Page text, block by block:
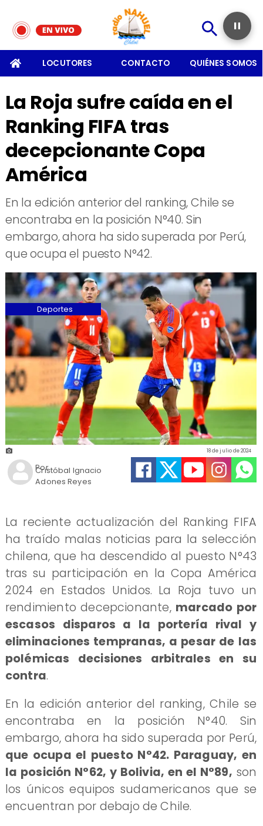
LOCUTORES CONTACTO QUIÉNES SOMOS
La Roja sufre caída en el
Ranking FIFA tras
decepcionante Copa
América
​En la edición anterior del ranking, Chile se
encontraba en la posición N°40. Sin
embargo, ahora ha sido superada por Perú,
que ocupa el puesto N°42.
Cristóbal Ignacio
Adones Reyes
18 de julio de 2024
Deportes
Por
La reciente actualización del Ranking FIFA
ha traído malas noticias para la selección
chilena, que ha descendido al puesto N°43
tras su participación en la Copa América
2024 en Estados Unidos. La Roja tuvo un
rendimiento decepcionante, marcado por
escasos disparos a la portería rival y
eliminaciones tempranas, a pesar de las
polémicas decisiones arbitrales en su
contra.
En la edición anterior del ranking, Chile se
encontraba en la posición N°40. Sin
embargo, ahora ha sido superada por Perú,
que ocupa el puesto N°42. Paraguay, en
la posición N°62, y Bolivia, en el N°89, son
los únicos equipos sudamericanos que se
encuentran por debajo de Chile.